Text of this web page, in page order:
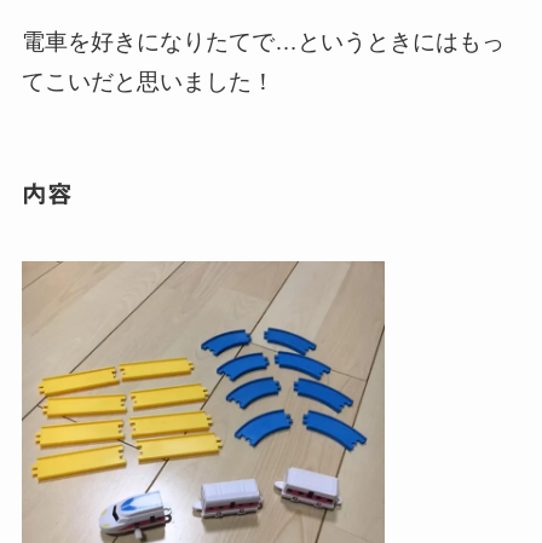
電車を好きになりたてで…というときにはもっ
てこいだと思いました！
内容